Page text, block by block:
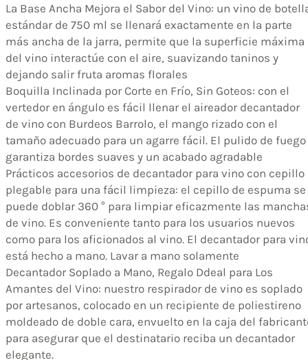
La Base Ancha Mejora el Sabor del Vino: un vino de
estándar de 750 ml se llenará exactamente en la parte
más ancha de la jarra, permite que la superficie máxima
del vino interactúe con el aire, suavizando taninos y
dejando salir fruta aromas florales
Boquilla Inclinada por Corte en Frío, Sin Goteos: con el
vertedor en ángulo es fácil llenar el aireador decantador
de vino con Burdeos Barrolo, el mango rizado con el
tamaño adecuado para un agarre fácil. El pulido de fuego
garantiza bordes suaves y un acabado agradable
Prácticos accesorios de decantador para vino con cepillo
plegable para una fácil limpieza: el cepillo de espuma se
puede doblar 360 ° para limpiar eficazmente las
de vino. Es conveniente tanto para los usuarios nuevos
como para los aficionados al vino. El decantador para
está hecho a mano. Lavar a mano solamente
Decantador Soplado a Mano, Regalo Ddeal para Los
Amantes del Vino: nuestro respirador de vino es soplado
por artesanos, colocado en un recipiente de poliestireno
moldeado de doble cara, envuelto en la caja del
para asegurar que el destinatario reciba un decantador
elegante.